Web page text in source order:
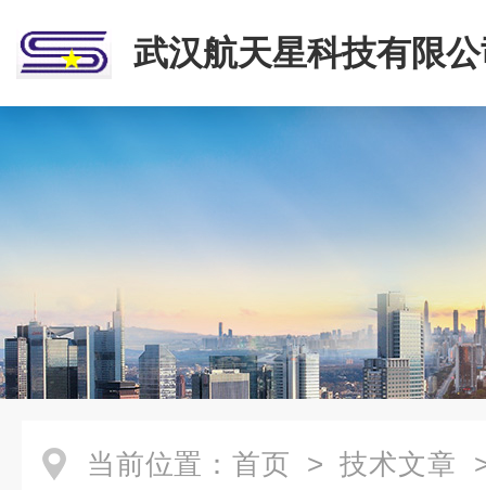
武汉航天星科技有限
当前位置： 首页 > 技术文章